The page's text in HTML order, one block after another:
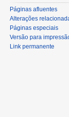
Páginas afluentes
Alterações
Páginas especiais
Versão para
Link permanente